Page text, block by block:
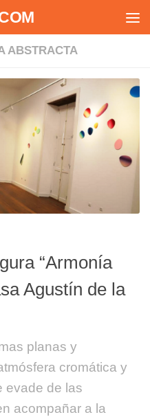
ABSTRACTA
“Armonía
Agustín de la
planas y
cromática y
evade de las
acompañar a la